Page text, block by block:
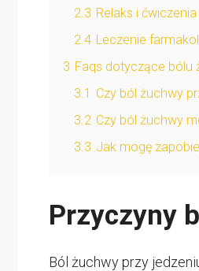
2.3 Relaks i ćwiczenia
2.4 Leczenie
3 Faqs dotyczące bólu
3.1 Czy ból żuchwy
3.2 Czy ból żuchwy
3.3 Jak mogę
Przyczyny
Ból żuchwy przy